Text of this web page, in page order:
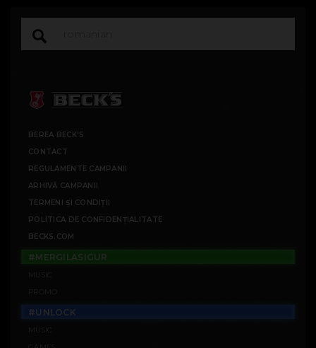
BEREA BECK'S
CONTACT
REGULAMENTE CAMPANII
ARHIVĂ CAMPANII
TERMENI ȘI CONDIȚII
POLITICA DE CONFIDENȚIALITATE
BECKS.COM
#MERGILASIGUR
#UNLOCK